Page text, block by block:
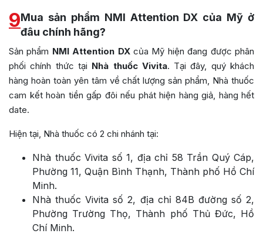
9Mua sản phẩm NMI Attention DX của Mỹ ở
đâu chính hãng?
Sản phẩm NMI Attention DXcủa Mỹ hiện đang được phân
phối chính thức tại Nhà thuốc Vivita. Tại đây, quý khách
hàng hoàn toàn yên tâm về chất lượng sản phẩm, Nhà thuốc
cam kết hoàn tiền gấp đôi nếu phát hiện hàng giả, hàng hết
date.
Hiện tại, Nhà thuốc có 2 chi nhánh tại:
Nhà thuốc Vivita số 1, địa chỉ 58 Trần Quý Cáp,
Phường 11, Quận Bình Thạnh, Thành phố Hồ Chí
Minh.
Nhà thuốc Vivita số 2, địa chỉ 84B đường số 2,
Phường Trường Thọ, Thành phố Thủ Đức, Hồ
Chí Minh.